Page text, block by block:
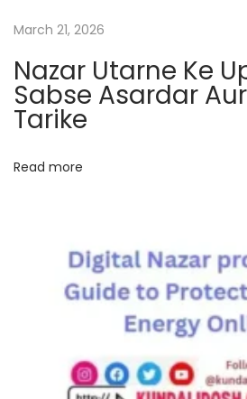
र
की
शां
ति
लि
March 21, 2026
Nazar Utarne Ke
Sabse Asardar
Tarike
Read more